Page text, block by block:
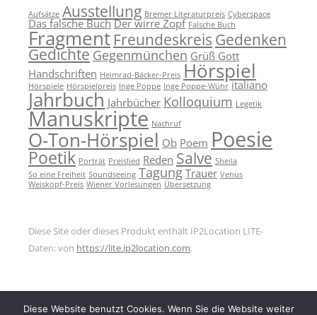
Aufsätze Ausstellung Bremer Literaturpreis Cyberspace
Das falsche Buch Der wirre Zopf Falsche Buch
Fragment Freundeskreis Gedenken
Gedichte Gegenmünchen Grüß Gott
Handschriften Heimrad-Bäcker-Preis Hörspiel
Hörspiele Hörspielpreis Inge Poppe Inge Poppe-Wühr italiano
Jahrbuch Jahrbücher Kolloquium Legetik
Manuskripte Nachruf
O-Ton-Hörspiel Ob Poem Poesie
Poetik Porträt Preislied Reden Salve Sheila
So eine Freiheit Soundseeing Tagung Trauer Venus
Weiskopf-Preis Wiener Vorlesungen Übersetzung
Diese Site oder dieses Produkt enthält IP2Location LITE-
Daten: von https://lite.ip2location.com.
Diese Website benutzt Cookies. Wenn Sie die Website weiter